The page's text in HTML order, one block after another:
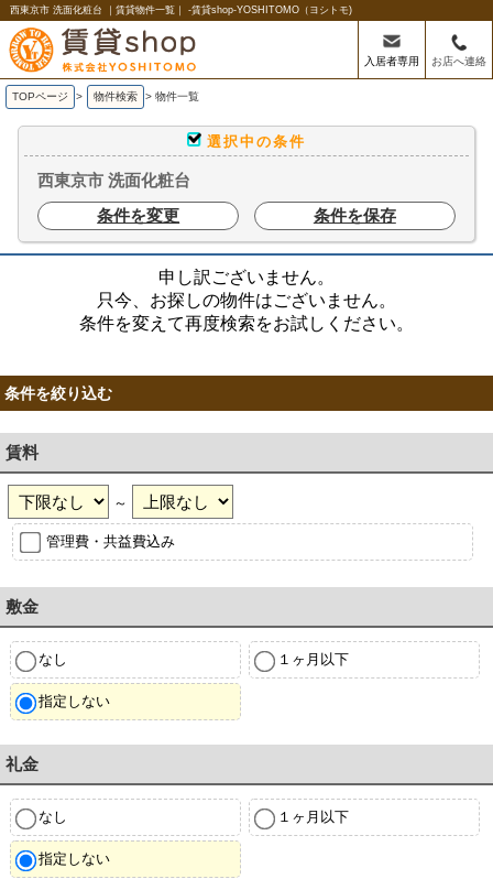
西東京市 洗面化粧台 ｜賃貸物件一覧｜ -賃貸shop-YOSHITOMO（ヨシトモ)
入居者専用 お店へ連絡
TOPページ > 物件検索 > 物件一覧
選択中の条件
西東京市 洗面化粧台
条件を変更
条件を保存
申し訳ございません。
只今、お探しの物件はございません。
条件を変えて再度検索をお試しください。
条件を絞り込む
賃料
～
管理費・共益費込み
敷金
なし １ヶ月以下
指定しない
礼金
なし １ヶ月以下
指定しない